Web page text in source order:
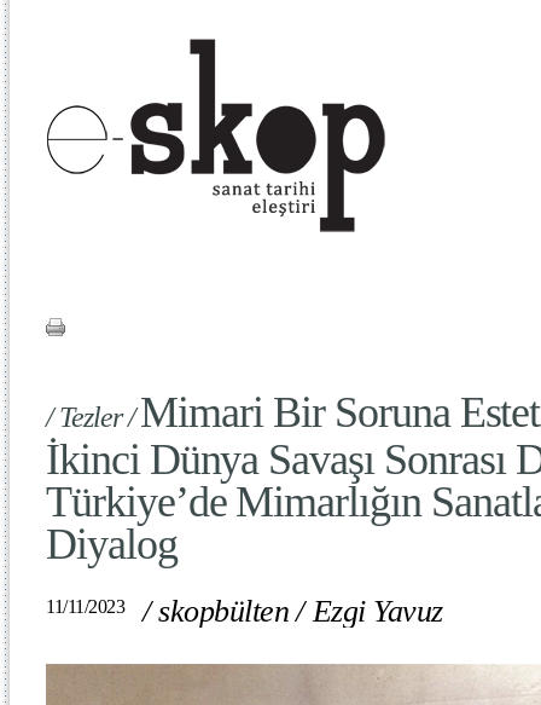
/ Tezler /Mimari Bir Soruna
İkinci Dünya Savaşı Sonrası
Türkiye’de Mimarlığın
Diyalog
11/11/2023 /skopbülten /Ezgi Yavuz